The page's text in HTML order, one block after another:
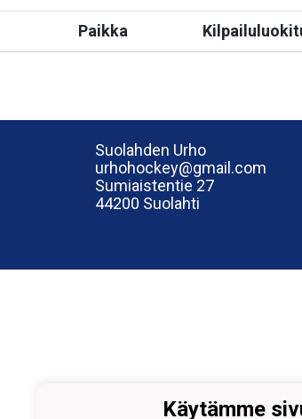
Paikka
Suolahden Urho
urhohockey@gmail.com
Sumiaistentie 27
44200 Suolahti
Käytämme